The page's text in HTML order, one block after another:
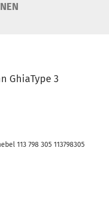
GhiaType 3
113 798 305 113798305